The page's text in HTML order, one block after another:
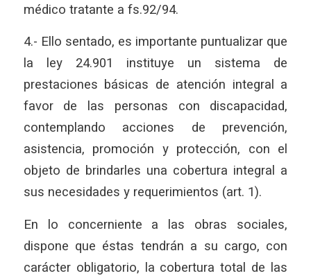
médico tratante a fs.92/94.
4.- Ello sentado, es importante puntualizar que
la ley 24.901 instituye un sistema de
prestaciones básicas de atención integral a
favor de las personas con discapacidad,
contemplando acciones de prevención,
asistencia, promoción y protección, con el
objeto de brindarles una cobertura integral a
sus necesidades y requerimientos (art. 1).
En lo concerniente a las obras sociales,
dispone que éstas tendrán a su cargo, con
carácter obligatorio, la cobertura total de las